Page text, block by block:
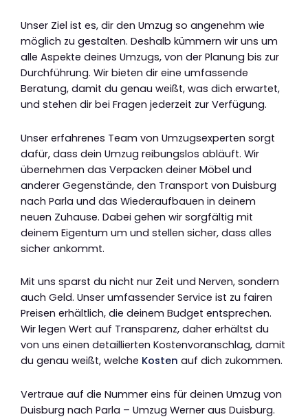
Unser Ziel ist es, dir den Umzug so angenehm wie
möglich zu gestalten. Deshalb kümmern wir uns um
alle Aspekte deines Umzugs, von der Planung bis zur
Durchführung. Wir bieten dir eine umfassende
Beratung, damit du genau weißt, was dich erwartet,
und stehen dir bei Fragen jederzeit zur Verfügung.
Unser erfahrenes Team von Umzugsexperten sorgt
dafür, dass dein Umzug reibungslos abläuft. Wir
übernehmen das Verpacken deiner Möbel und
anderer Gegenstände, den Transport von Duisburg
nach Parla und das Wiederaufbauen in deinem
neuen Zuhause. Dabei gehen wir sorgfältig mit
deinem Eigentum um und stellen sicher, dass alles
sicher ankommt.
Mit uns sparst du nicht nur Zeit und Nerven, sondern
auch Geld. Unser umfassender Service ist zu fairen
Preisen erhältlich, die deinem Budget entsprechen.
Wir legen Wert auf Transparenz, daher erhältst du
von uns einen detaillierten Kostenvoranschlag, damit
du genau weißt, welche Kosten auf dich zukommen.
Vertraue auf die Nummer eins für deinen Umzug von
Duisburg nach Parla – Umzug Werner aus Duisburg.